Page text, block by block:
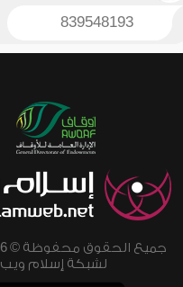
839548193
لشبكة إسلام ويب